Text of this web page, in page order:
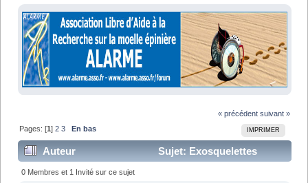
« précédent suivant »
IMPRIMER
Pages: [1]2 3 En bas
Auteur
Sujet: Exosquelettes
motorisés pour paraplégiques (Lu 90686 fois)
0 Membres et 1 Invité sur ce sujet